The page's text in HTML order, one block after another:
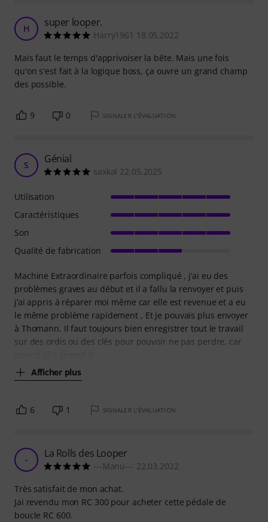
H super looper.
Harry1961 18.05.2022
Mais faut le temps d'apprivoiser la bête. Mais une fois
qu'on s'est fait à la logique boss, ça ouvre un grand champ
des possible.
9 0 SIGNALER L'ÉVALUATION
S Génial
saxkal 22.05.2025
Machine Extraordinaire parfois compliqué , j’ai eu des
problèmes graves au début et il a fallu la renvoyer et puis
j’ai appris à réparer moi même car elle est revenue et a eu
le même problème rapidement , Et je pouvais plus envoyer
à Thomann. Il faut toujours bien enregistrer tout le travail
sur des ordis ou des clés pour pouvoir ne pas perdre, car
Afficher plus
Utilisation
Caractéristiques
Son
Qualité de fabrication
6 1 SIGNALER L'ÉVALUATION
- La Rolls des Looper
---Manu--- 22.03.2022
Très satisfait de mon achat.
Jai revendu mon RC 300 pour acheter cette pédale de
boucle RC 600.